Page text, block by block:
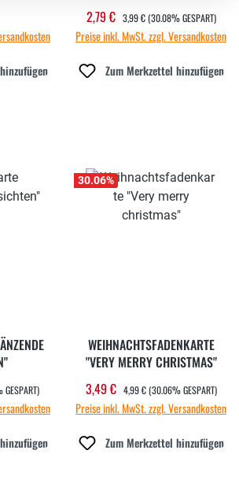
Preis: Verkaufspreis:
2,79 € REGULÄRER PREIS:
3,99 € (30.08% GESPART)
Preise inkl. MwSt. zzgl. Versandkosten
Zum Merkzettel hinzufügen
30.06%
WEIHNACHTSFADENKARTE
"VERY MERRY CHRISTMAS"
Verkaufspreis:
3,49 € REGULÄRER PREIS:
4,99 € (30.06% GESPART)
Preise inkl. MwSt. zzgl. Versandkosten
Zum Merkzettel hinzufügen